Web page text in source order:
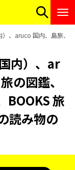
、aruco 国内、島旅、
内）、ar
の図鑑、
BOOKS 旅
読み物の